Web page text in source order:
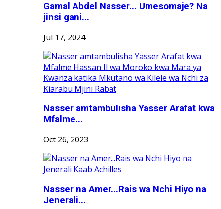
Gamal Abdel Nasser... Umesomaje? Na
jinsi gani...
Jul 17, 2024
Nasser amtambulisha Yasser Arafat kwa
Mfalme...
Oct 26, 2023
Nasser na Amer...Rais wa Nchi Hiyo na
Jenerali...